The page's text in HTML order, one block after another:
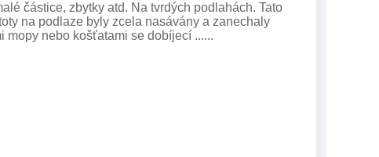
částice, zbytky atd. Na tvrdých podlahách. Tato
na podlaze byly zcela nasávány a zanechaly
mopy nebo košťatami se dobíjecí ......